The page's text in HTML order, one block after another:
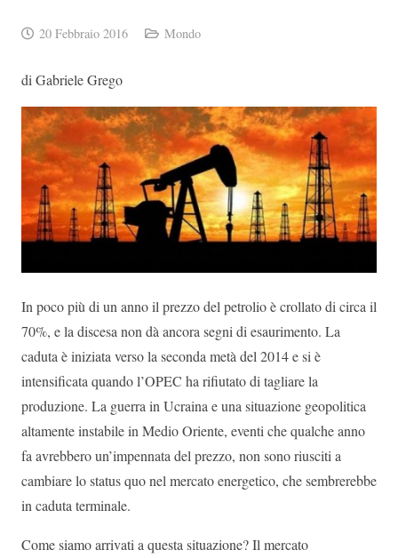
20 Febbraio 2016 Mondo
di Gabriele Grego
In poco più di un anno il prezzo del petrolio è crollato di circa il
70%, e la discesa non dà ancora segni di esaurimento. La
caduta è iniziata verso la seconda metà del 2014 e si è
intensificata quando l’OPEC ha rifiutato di tagliare la
produzione. La guerra in Ucraina e una situazione geopolitica
altamente instabile in Medio Oriente, eventi che qualche anno
fa avrebbero un’impennata del prezzo, non sono riusciti a
cambiare lo status quo nel mercato energetico, che sembrerebbe
in caduta terminale.
Come siamo arrivati a questa situazione? Il mercato